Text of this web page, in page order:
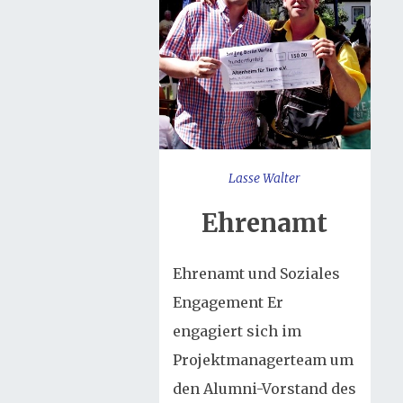
Lasse Walter
Ehrenamt
Ehrenamt und Soziales
Engagement Er
engagiert sich im
Projektmanagerteam um
den Alumni-Vorstand des